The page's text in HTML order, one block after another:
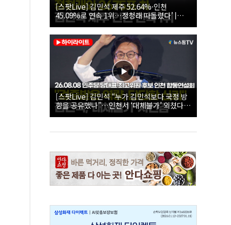
[스팟Live] 김민석 제주 52.64%·인천
45.09%로 연속 1위…정청래 따돌렸다’ |
26.08.08 더불어민주당 당대표·최고위원 후
보 인천 합동연설회
[스팟Live] 김민석 “누가 김민석보다 국정 방
향을 공유했나”…인천서 ‘대체불가’ 외쳤다 |
26.08.08 더불어민주당 당대표·최고위원 후